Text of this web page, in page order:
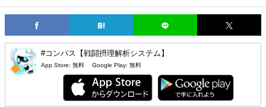
#コンパス【戦闘摂理解析システム】
App Store: 無料 Google Play: 無料